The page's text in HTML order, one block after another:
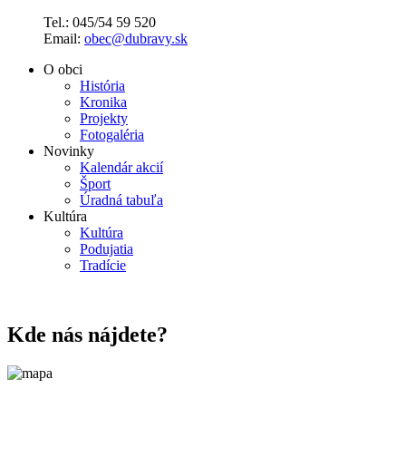
Tel.: 045/54 59 520
Email: obec@dubravy.sk
O obci
História
Kronika
Projekty
Fotogaléria
Novinky
Kalendár akcií
Šport
Úradná tabuľa
Kultúra
Kultúra
Podujatia
Tradície
Kde nás nájdete?